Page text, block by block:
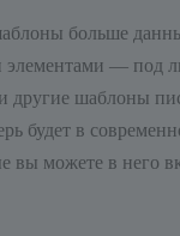
больше
элементами — под
и другие шаблоны
будет в
вы можете в него